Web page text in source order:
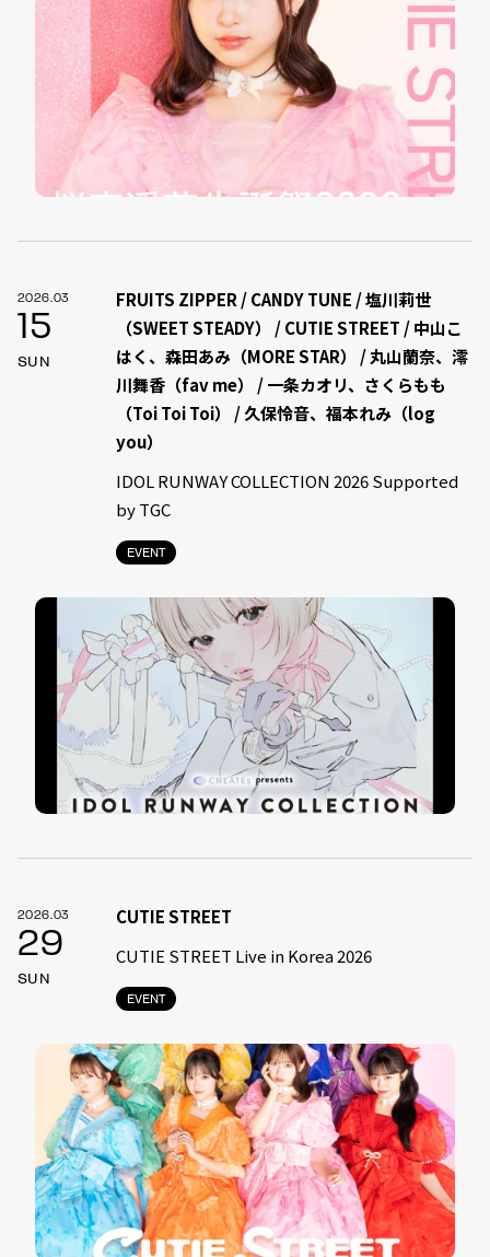
2026.03
15
SUN
EVENT
FRUITS ZIPPER / CANDY TUNE / 塩川莉世
（SWEET STEADY） / CUTIE STREET / 中山こ
はく、森田あみ（MORE STAR） / 丸山蘭奈、澪
川舞香（fav me） / 一条カオリ、さくらもも
（Toi Toi Toi） / 久保怜音、福本れみ（log
you）
IDOL RUNWAY COLLECTION 2026 Supported
by TGC
2026.03
29
SUN
EVENT
CUTIE STREET
CUTIE STREET Live in Korea 2026